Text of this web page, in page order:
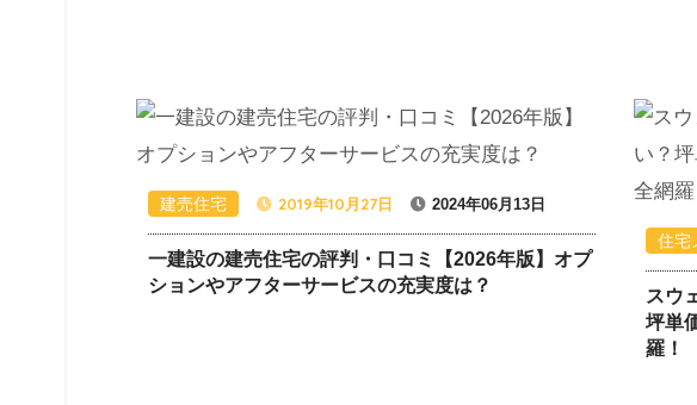
建売住宅 2019年10月27日 2024年06月13日
一建設の建売住宅の評判・口コミ【2026年版】オプ
ションやアフターサービスの充実度は？
住宅
スウ
坪単
羅！